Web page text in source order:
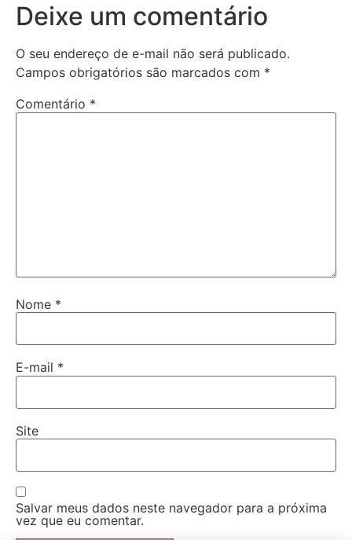
Deixe um comentário
O seu endereço de e-mail não será publicado.
Campos obrigatórios são marcados com *
Comentário *
Nome *
E-mail *
Site
Salvar meus dados neste navegador para a próxima
vez que eu comentar.